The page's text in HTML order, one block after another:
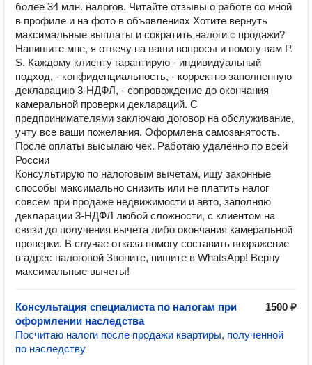
более 34 млн. налогов. Читайте отзывы о работе со мной
в профиле и на фото в объявлениях Хотите вернуть
максимальные выплаты и сократить налоги с продажи?
Напишите мне, я отвечу на ваши вопросы и помогу вам P.
S. Каждому клиенту гарантирую - индивидуальный
подход, - конфиденциальность, - корректно заполненную
декларацию 3-НДФЛ, - сопровождение до окончания
камеральной проверки деклараций. С
предпринимателями заключаю договор на обслуживание,
учту все ваши пожелания. Оформлена самозанятость.
После оплаты высылаю чек. Работаю удалённо по всей
России
Консультирую по налоговым вычетам, ищу законные
способы максимально снизить или не платить налог
совсем при продаже недвижимости и авто, заполняю
декларации 3-НДФЛ любой сложности, с клиентом на
связи до получения вычета либо окончания камеральной
проверки. В случае отказа помогу составить возражение
в адрес налоговой Звоните, пишите в WhatsApp! Верну
максимальные вычеты!
Консультация специалиста по налогам при
оформлении наследства
1500 ₽
Посчитаю налоги после продажи квартиры, полученной
по наследству